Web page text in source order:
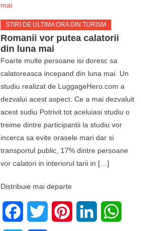
STIRI DE ULTIMA ORA DIN TURISM
Romanii vor putea calatorii
din luna mai
Foarte multe persoane isi doresc sa
calatoreasca incepand din luna mai. Un
studiu realizat de LuggageHero.com a
dezvalui acest aspect. Ce a mai dezvaluit
acest sudiu Potrivit tot aceluiasi studiu o
treime dintre participantii la studiu vor
incerca sa evite orasele mari dar si
transportul public, 17% dintre persoane
vor calatori in interiorul tarii in […]
Distribuie mai departe
FacebookTwitter PinterestLinkedIn